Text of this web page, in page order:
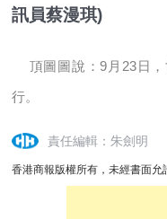
訊員蔡漫琪)
頂圖圖說：9月23日
行。
責任編輯：朱劍明
香港商報版權所有，未經書面允